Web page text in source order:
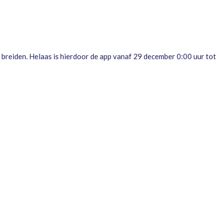
Helaas is hierdoor de app vanaf 29 december 0:00 uur tot